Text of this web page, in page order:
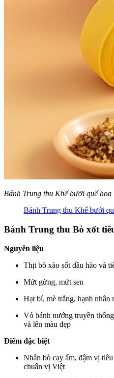
Bánh Trung thu Khế bưởi quế hoa
Bánh Trung thu Khế bưởi
Bánh Trung thu Bò xốt
Nguyên liệu
Thịt bò xào sốt dầu hào và
Mứt gừng, mứt sen
Hạt bí, mè trắng, hạnh nhân
Vỏ bánh nướng truyền
và lên màu đẹp
Điểm đặc biệt
Nhân bò cay ấm, đậm vị
chuẩn vị Việt